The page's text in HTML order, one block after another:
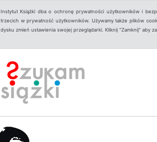
Instytut Książki dba o ochronę prywatności użytkowników i
trzecich w prywatność użytkowników. Używamy także plików
dysku zmień ustawienia swojej przeglądarki. Kliknij "Zamknij" aby